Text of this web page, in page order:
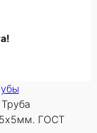
ГОСТ